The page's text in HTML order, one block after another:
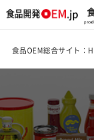
食品OEM総合サイト：